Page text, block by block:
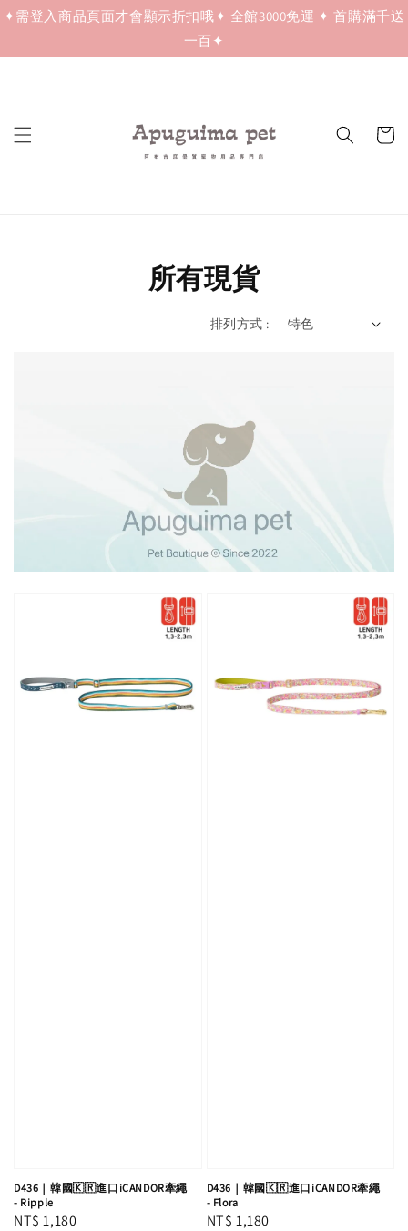
✦需登入商品頁面才會顯示折扣哦✦ 全館3000免運 ✦ 首購滿千送
一百✦
所有現貨
排列方式 :
D436｜韓國🇰🇷進口iCANDOR牽繩
- Ripple
Regular
NT$ 1,180
D436｜韓國🇰🇷進口iCANDOR牽繩
- Flora
Regular
NT$ 1,180